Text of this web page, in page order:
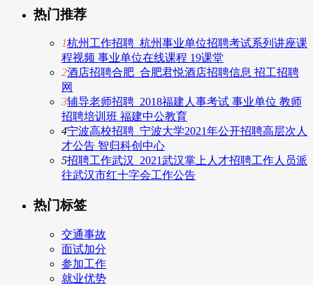
热门推荐
1杭州工作招聘_杭州事业单位招聘考试系列讲座课
程视频 事业单位在线课程 19课堂
2酒店招聘合肥_合肥君悦酒店招聘信息 招工招聘
网
3辅导老师招聘_2018福建人事考试 事业单位 教师
招聘培训班 福建中公教育
4宁波高校招聘_宁波大学2021年公开招聘高层次人
才公告 智归科创中心
5招聘工作武汉_2021武汉掌上人才招聘工作人员派
往武汉市红十字会工作公告
热门标签
交通事故
面试加分
参加工作
就业优势